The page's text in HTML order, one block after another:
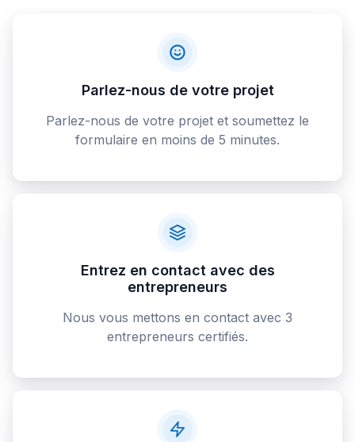
Parlez-nous de votre projet
Parlez-nous de votre projet et soumettez le
formulaire en moins de 5 minutes.
Entrez en contact avec des
entrepreneurs
Nous vous mettons en contact avec 3
entrepreneurs certifiés.